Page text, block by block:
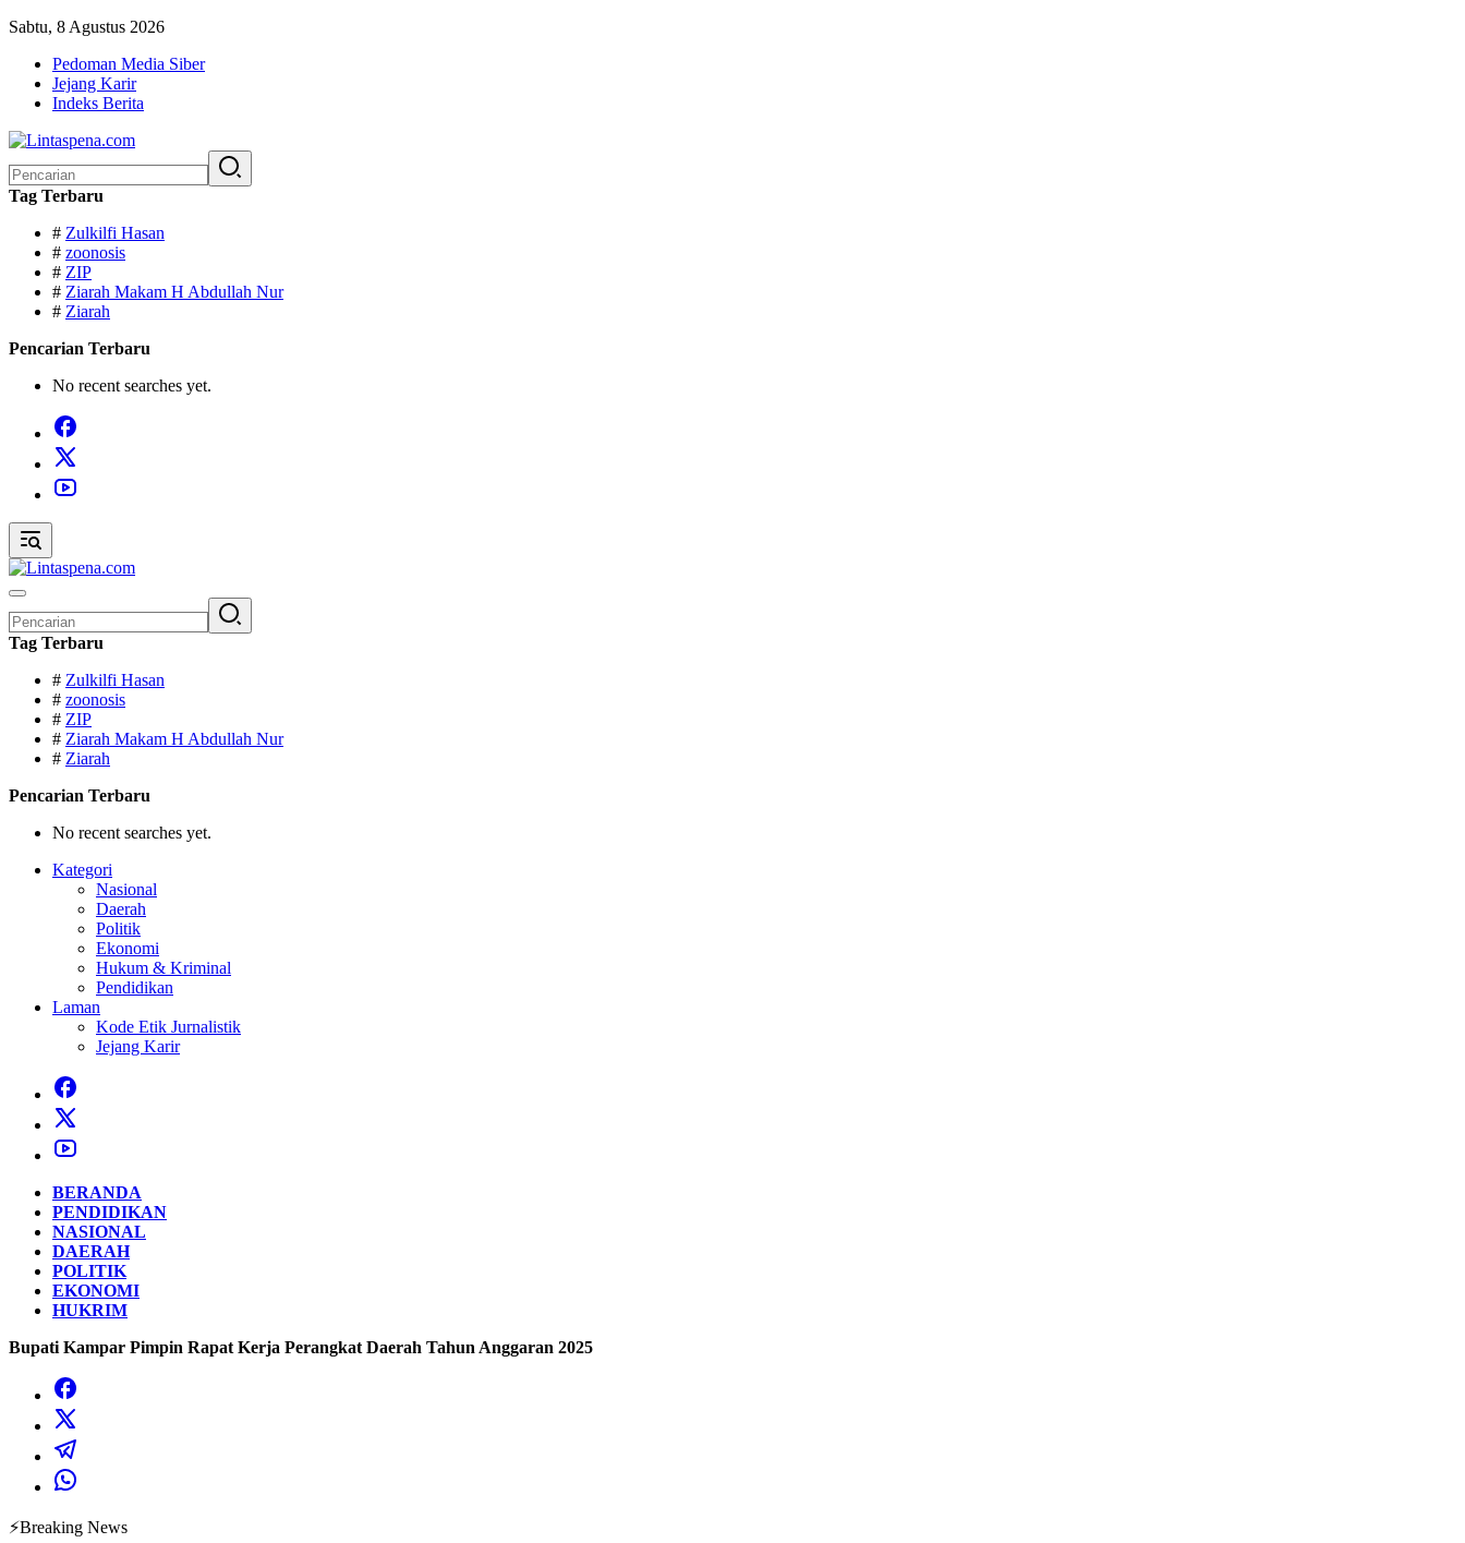
Langsung
konten
Sabtu, 8 Agustus 2026
Pedoman Media Siber
Jejang Karir
Indeks Berita
untuk:
Tag Terbaru
# Zulkilfi Hasan
# zoonosis
# ZIP
# Ziarah Makam H Abdullah Nur
# Ziarah
Pencarian Terbaru
No recent searches yet.
untuk:
Tag Terbaru
# Zulkilfi Hasan
# zoonosis
# ZIP
# Ziarah Makam H Abdullah Nur
# Ziarah
Pencarian Terbaru
No recent searches yet.
Kategori
Nasional
Daerah
Politik
Ekonomi
Hukum & Kriminal
Pendidikan
Laman
Kode Etik Jurnalistik
Jejang Karir
BERANDA
PENDIDIKAN
NASIONAL
DAERAH
POLITIK
EKONOMI
HUKRIM
Bupati Kampar Pimpin Rapat Kerja Perangkat Daerah Tahun Anggaran 2025
⚡Breaking News